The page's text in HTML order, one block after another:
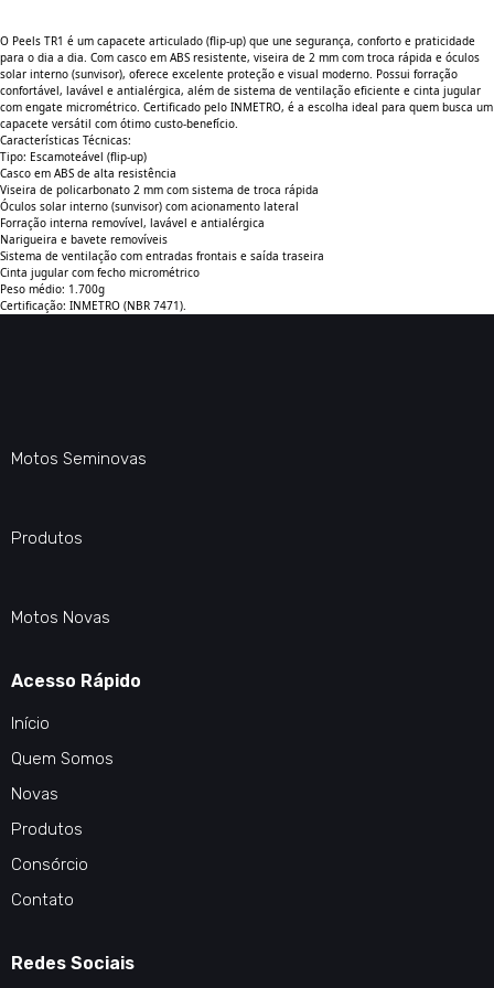
O Peels TR1 é um capacete articulado (flip-up) que une segurança, conforto e praticidade
para o dia a dia. Com casco em ABS resistente, viseira de 2 mm com troca rápida e óculos
solar interno (sunvisor), oferece excelente proteção e visual moderno. Possui forração
confortável, lavável e antialérgica, além de sistema de ventilação eficiente e cinta jugular
com engate micrométrico. Certificado pelo INMETRO, é a escolha ideal para quem busca um
capacete versátil com ótimo custo-benefício.
Características Técnicas:
Tipo: Escamoteável (flip-up)
Casco em ABS de alta resistência
Viseira de policarbonato 2 mm com sistema de troca rápida
Óculos solar interno (sunvisor) com acionamento lateral
Forração interna removível, lavável e antialérgica
Narigueira e bavete removíveis
Sistema de ventilação com entradas frontais e saída traseira
Cinta jugular com fecho micrométrico
Peso médio: 1.700g
Certificação: INMETRO (NBR 7471).
Motos Seminovas
Produtos
Motos Novas
Acesso Rápido
Início
Quem Somos
Novas
Produtos
Consórcio
Contato
Redes Sociais